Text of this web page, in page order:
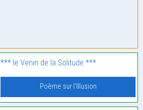
*** le Venin de la Solitude ***
Poème sur l'Illusion